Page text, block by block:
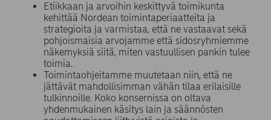
Etiikkaan ja arvoihin keskittyvä toimikunta
kehittää Nordean toimintaperiaatteita ja
strategioita ja varmistaa, että ne vastaavat sekä
pohjoismaisia arvojamme että sidosryhmiemme
näkemyksiä siitä, miten vastuullisen pankin tulee
toimia.
Toimintaohjeitamme muutetaan niin, että ne
jättävät mahdollisimman vähän tilaa erilaisille
tulkinnoille. Koko konsernissa on oltava
yhdenmukainen käsitys lain ja säännösten